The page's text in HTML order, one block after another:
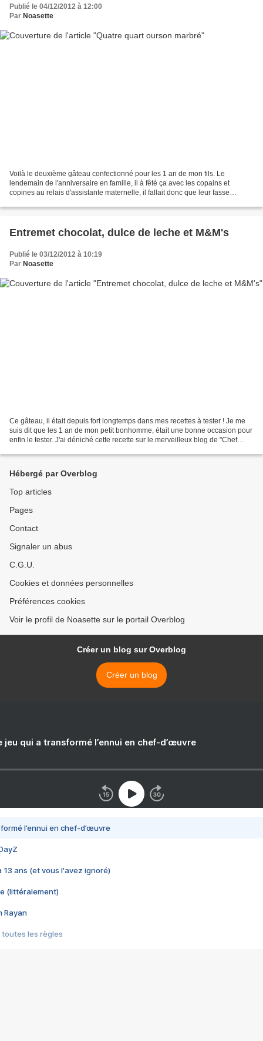
Publié le 04/12/2012 à 12:00
Par Noasette
Voilà le deuxième gâteau confectionné pour les 1 an de mon fils. Le
lendemain de l'anniversaire en famille, il à fêté ça avec les copains et
copines au relais d'assistante maternelle, il fallait donc que leur fasse
Entremet chocolat, dulce de leche et M&M's
Publié le 03/12/2012 à 10:19
Par Noasette
Ce gâteau, il était depuis fort longtemps dans mes recettes à tester ! Je me
suis dit que les 1 an de mon petit bonhomme, était une bonne occasion pour
enfin le tester. J'ai déniché cette recette sur le merveilleux blog de "Chef
Hébergé par Overblog
Top articles
Pages
Contact
Signaler un abus
C.G.U.
Cookies et données personnelles
Préférences cookies
Voir le profil de Noasette sur le portail Overblog
Créer un blog sur Overblog
Créer un blog
jeu qui a transformé l’ennui en chef-d’œuvre
l’ennui en chef-d’œuvre
13 ans (et vous l'avez ignoré)
(littéralement)
Rayan
toutes les règles